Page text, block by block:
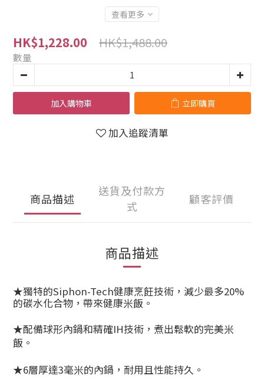
查看更多
HK$1,228.00 HK$1,488.00
數量
加入購物車 立即購買
加入追蹤清單
商品描述
送貨及付款方
式
顧客評價
商品描述
★獨特的Siphon-Tech健康烹飪技術，減少最多20%
的碳水化合物，帶來健康米飯。
★配備球形內鍋和精確IH技術，煮出鬆軟的完美米
飯。
★6層厚達3毫米的內鍋，耐用且性能持久。